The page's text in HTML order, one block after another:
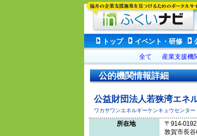
トップ イベント・研修
全て 産業支援機
公的機関情報詳細
公益財団法人若狭湾エ
ワカサワンエネルギーケンキュウセンタ
所在地
〒914-0192
敦賀市長